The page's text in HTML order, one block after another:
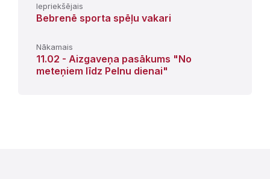
Iepriekšējais
Bebrenē sporta spēļu vakari
Nākamais
11.02 - Aizgaveņa pasākums "No
meteņiem līdz Pelnu dienai"